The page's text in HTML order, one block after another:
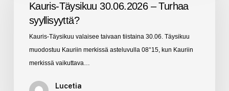
Turhaa
syyllisyyttä?
Kauris-Täysikuu 30.06.2026 – Turhaa
syyllisyyttä?
Kauris-Täysikuu valaisee taivaan tiistaina 30.06. Täysikuu
muodostuu Kauriin merkissä asteluvulla 08°15, kun Kauriin
merkissä vaikuttava…
Lucetia